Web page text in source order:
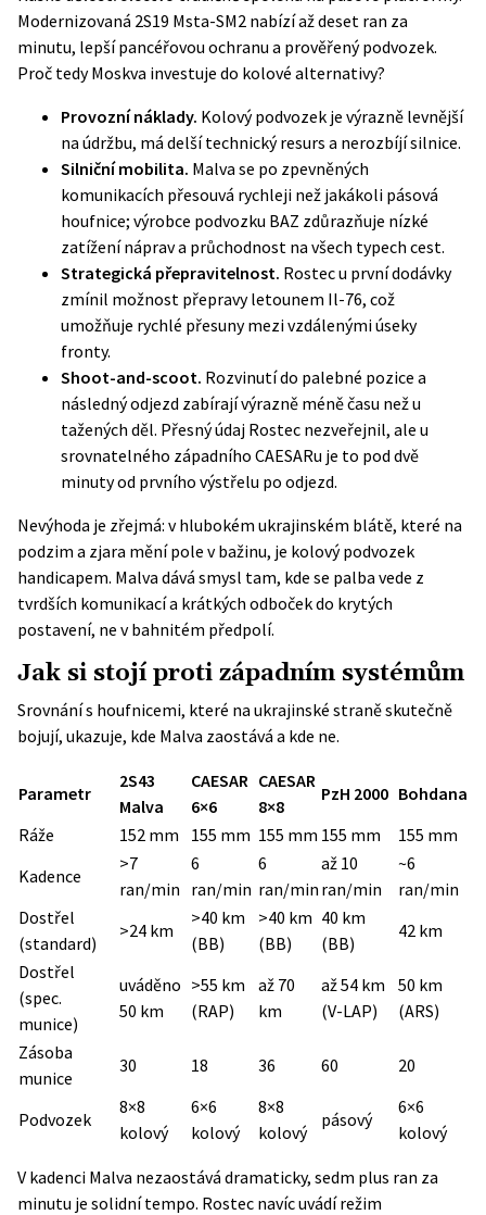
Modernizovaná 2S19 Msta-SM2 nabízí až deset ran za
minutu, lepší pancéřovou ochranu a prověřený podvozek.
Proč tedy Moskva investuje do kolové alternativy?
Provozní náklady. Kolový podvozek je výrazně levnější
na údržbu, má delší technický resurs a nerozbíjí silnice.
Silniční mobilita. Malva se po zpevněných
komunikacích přesouvá rychleji než jakákoli pásová
houfnice; výrobce podvozku BAZ zdůrazňuje nízké
zatížení náprav a průchodnost na všech typech cest.
Strategická přepravitelnost. Rostec u první dodávky
zmínil možnost přepravy letounem Il-76, což
umožňuje rychlé přesuny mezi vzdálenými úseky
fronty.
Shoot-and-scoot. Rozvinutí do palebné pozice a
následný odjezd zabírají výrazně méně času než u
tažených děl. Přesný údaj Rostec nezveřejnil, ale u
srovnatelného západního CAESARu je to pod dvě
minuty od prvního výstřelu po odjezd.
Nevýhoda je zřejmá: v hlubokém ukrajinském blátě, které na
podzim a zjara mění pole v bažinu, je kolový podvozek
handicapem. Malva dává smysl tam, kde se palba vede z
tvrdších komunikací a krátkých odboček do krytých
postavení, ne v bahnitém předpolí.
Jak si stojí proti západním systémům
Srovnání s houfnicemi, které na ukrajinské straně skutečně
bojují, ukazuje, kde Malva zaostává a kde ne.
Parametr
2S43
Malva
CAESAR
6×6
CAESAR
8×8
PzH 2000 Bohdana
Ráže
152 mm 155 mm 155 mm 155 mm
155 mm
Kadence
>7
ran/min
6
ran/min
6
ran/min
až 10
ran/min
~6
ran/min
Dostřel
(standard)
>24 km
>40 km
(BB)
>40 km
(BB)
40 km
(BB)
42 km
Dostřel
(spec.
munice)
uváděno
50 km
>55 km
(RAP)
až 70
km
až 54 km
(V-LAP)
50 km
(ARS)
Zásoba
munice
30 18 36 60 20
Podvozek
8×8
kolový
6×6
kolový
8×8
kolový
pásový
6×6
kolový
V kadenci Malva nezaostává dramaticky, sedm plus ran za
minutu je solidní tempo. Rostec navíc uvádí režim